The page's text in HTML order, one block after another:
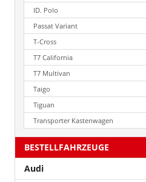
ID. Polo
Passat Variant
T-Cross
T7 California
T7 Multivan
Taigo
Tiguan
Transporter Kastenwagen
BESTELLFAHRZEUGE
Audi